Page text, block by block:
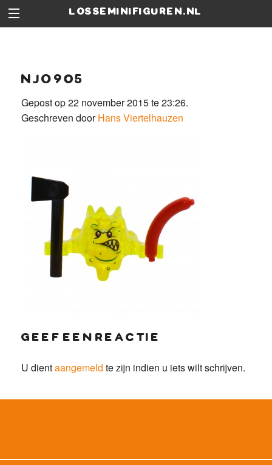
losseminifiguren.nl
njo905
Gepost op 22 november 2015 te 23:26.
Geschreven doorHans Viertelhauzen
geef een reactie
U dientaangemeld te zijn indien u iets wilt schrijven.